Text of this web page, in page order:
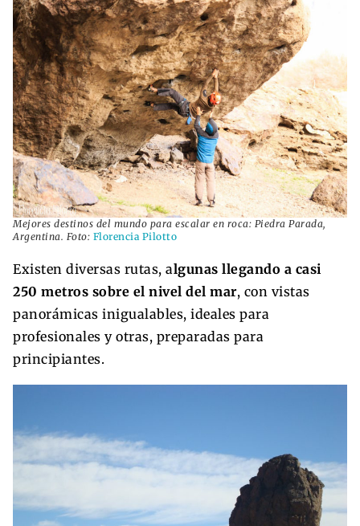
Mejores destinos del mundo para escalar en roca: Piedra Parada,
Argentina. Foto: Florencia Pilotto
Existen diversas rutas, algunas llegando a casi
250 metros sobre el nivel del mar, con vistas
panorámicas inigualables, ideales para
profesionales y otras, preparadas para
principiantes.